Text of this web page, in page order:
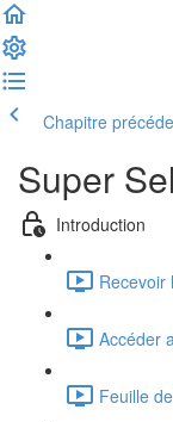
Chapitre
Super
Introduction
Recevoir
Accéder
Feuille